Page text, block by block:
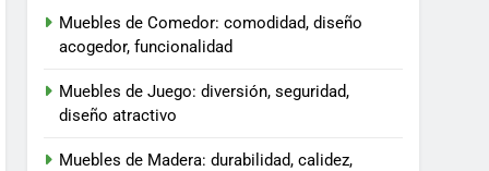
Muebles de Comedor: comodidad, diseño
acogedor, funcionalidad
Muebles de Juego: diversión, seguridad,
diseño atractivo
Muebles de Madera: durabilidad, calidez,